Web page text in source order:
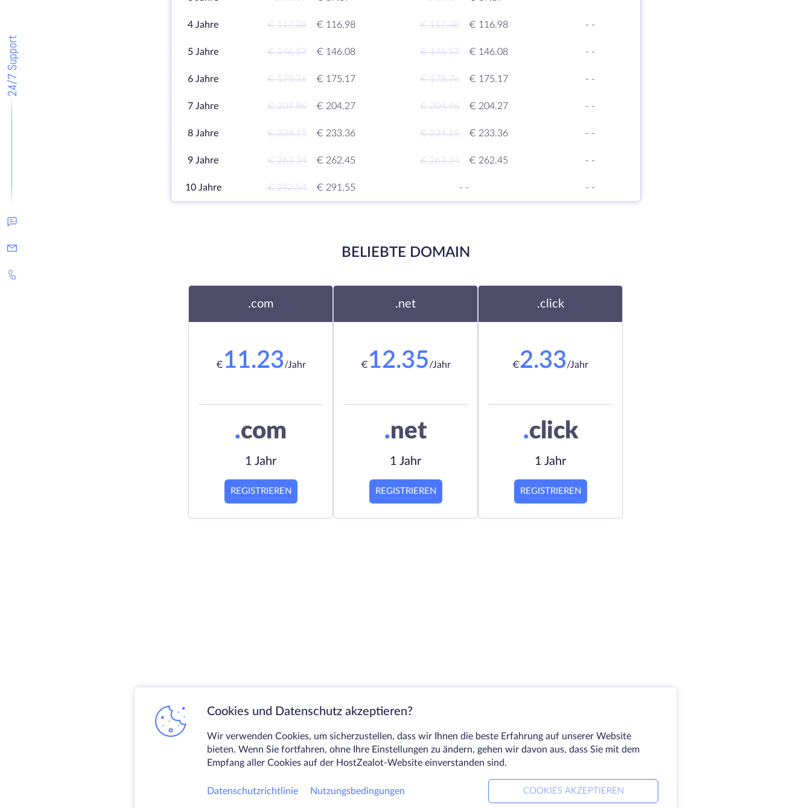
24/7 Support
4 Jahre € 117.38 € 116.98 € 117.38 € 116.98 - -
5 Jahre € 146.57 € 146.08 € 146.57 € 146.08 - -
6 Jahre € 175.76 € 175.17 € 175.76 € 175.17 - -
7 Jahre € 204.96 € 204.27 € 204.96 € 204.27 - -
8 Jahre € 234.15 € 233.36 € 234.15 € 233.36 - -
9 Jahre € 263.34 € 262.45 € 263.34 € 262.45 - -
10 Jahre € 292.54 € 291.55 - - - -
BELIEBTE DOMAIN
.com
€ 11.23/Jahr
.com
1 Jahr
REGISTRIEREN
.net
€ 12.35/Jahr
.net
1 Jahr
REGISTRIEREN
.click
€2.33/Jahr
.click
1 Jahr
REGISTRIEREN
Cookies und Datenschutz akzeptieren?
Wir verwenden Cookies, um sicherzustellen, dass wir Ihnen die beste Erfahrung auf unserer Website
bieten. Wenn Sie fortfahren, ohne Ihre Einstellungen zu ändern, gehen wir davon aus, dass Sie mit dem
Empfang aller Cookies auf der HostZealot-Website einverstanden sind.
Datenschutzrichtlinie Nutzungsbedingungen COOKIES AKZEPTIEREN